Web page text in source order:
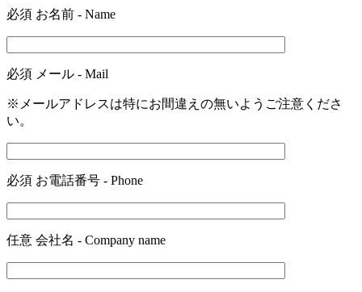
必須 お名前 - Name
必須 メール - Mail
※メールアドレスは特にお間違えの無いようご注意くださ
い。
必須 お電話番号 - Phone
任意 会社名 - Company name